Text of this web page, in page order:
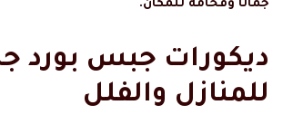
جمالًا وفخامة للمكان.
ديكورات جبس بورد
للمنازل والفلل